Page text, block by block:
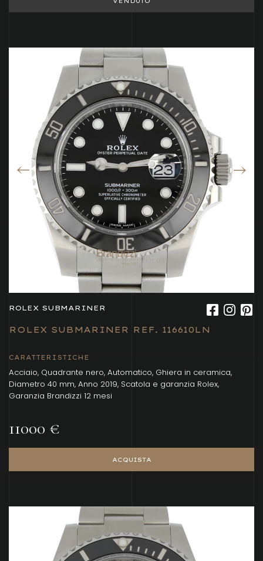
ROLEX SUBMARINER
ROLEX SUBMARINER REF. 116610LN
CARATTERISTICHE
Acciaio, Quadrante nero, Automatico, Ghiera in ceramica,
Diametro 40 mm, Anno 2019, Scatola e garanzia Rolex,
Garanzia Brandizzi 12 mesi
11000 €
ACQUISTA